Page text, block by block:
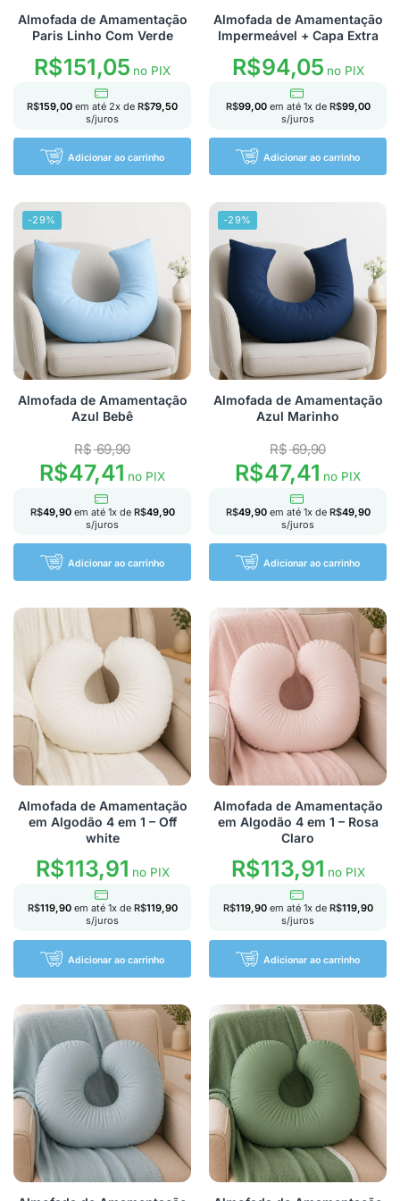
Almofada de Amamentação
Paris Linho Com Verde
R$151,05 no PIX
R$159,00 em até 2x de R$79,50
s/juros
Adicionar ao carrinho
Almofada de Amamentação
Impermeável + Capa Extra
R$94,05no PIX
R$99,00 em até 1x de R$99,00
s/juros
Adicionar ao carrinho
-29%
Almofada de Amamentação
Azul Bebê
R$69,90
R$47,41 no PIX
R$49,90 em até 1x de R$49,90
s/juros
Adicionar ao carrinho
-29%
Almofada de Amamentação
Azul Marinho
R$69,90
R$47,41 no PIX
R$49,90 em até 1x de R$49,90
s/juros
Adicionar ao carrinho
Almofada de Amamentação
em Algodão 4 em 1 – Off
white
R$113,91 no PIX
R$119,90 em até 1x de R$119,90
s/juros
Adicionar ao carrinho
Almofada de Amamentação
em Algodão 4 em 1 – Rosa
Claro
R$113,91 no PIX
R$119,90 em até 1x de R$119,90
s/juros
Adicionar ao carrinho